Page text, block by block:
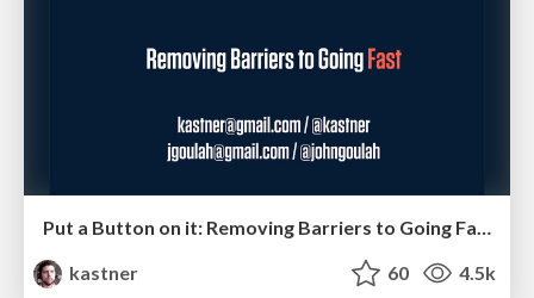
Put a Button on it: Removing Barriers to Going Fast.
kastner
60 4.5k